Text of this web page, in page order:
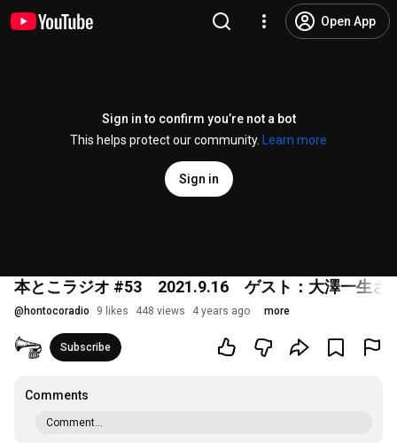
Open App
Sign in to confirm you’re not a bot
This helps protect our community.
Learn more
Sign in
本とこラジオ #53 2021.9.16 ゲスト：大澤一生さ
@ hontocoradio 9 likes 448 views 4 years ago more
Subscribe
Comments
Comment...